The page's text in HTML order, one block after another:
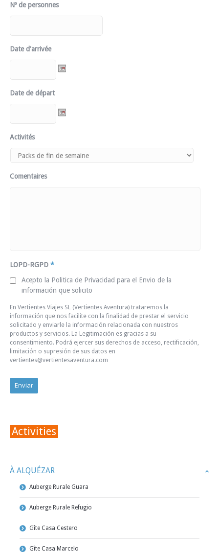
Nº de personnes
Date d'arrivée
Date de départ
Activités
Comentaires
LOPD-RGPD *
Acepto la Politica de Privacidad para el Envio de la
información que solicito
En Vertientes Viajes SL (Vertientes Aventura) trataremos la
información que nos facilite con la finalidad de prestar el servicio
solicitado y enviarle la información relacionada con nuestros
productos y servicios. La Legitimación es gracias a su
consentimiento. Podrá ejercer sus derechos de acceso, rectificación,
limitación o supresión de sus datos en
vertientes@vertientesaventura.com
Activities
À ALQUÉZAR
Auberge Rurale Guara
Auberge Rurale Refugio
Gîte Casa Cestero
Gîte Casa Marcelo